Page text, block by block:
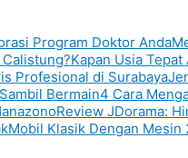
Kapan Usia
4 Cara
Review JDorama:
Mobil Klasik Dengan Mesin